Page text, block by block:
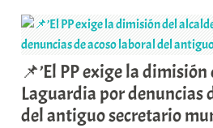
📌’El PP exige la
Laguardia por denuncias
del antiguo secretario